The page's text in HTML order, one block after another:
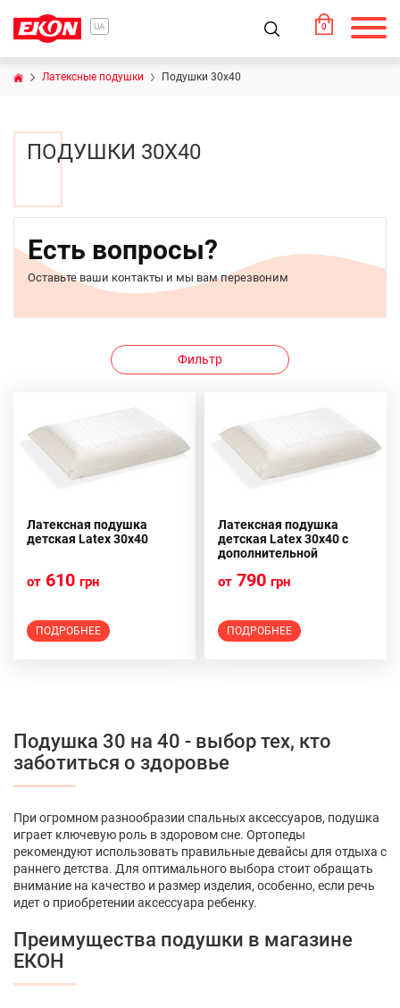
UA 0
Латексные подушки Подушки 30x40
ПОДУШКИ 30X40
Есть вопросы?
Оставьте ваши контакты и мы вам перезвоним
Фильтр
Латексная подушка
детская Latex 30х40
от 610 грн
ПОДРОБНЕЕ
Латексная подушка
детская Latex 30х40 с
дополнительной
от 790 грн
ПОДРОБНЕЕ
Подушка 30 на 40 - выбор тех, кто
заботиться о здоровье
При огромном разнообразии спальных аксессуаров, подушка
играет ключевую роль в здоровом сне. Ортопеды
рекомендуют использовать правильные девайсы для отдыха с
раннего детства. Для оптимального выбора стоит обращать
внимание на качество и размер изделия, особенно, если речь
идет о приобретении аксессуара ребенку.
Преимущества подушки в магазине
ЕКОН